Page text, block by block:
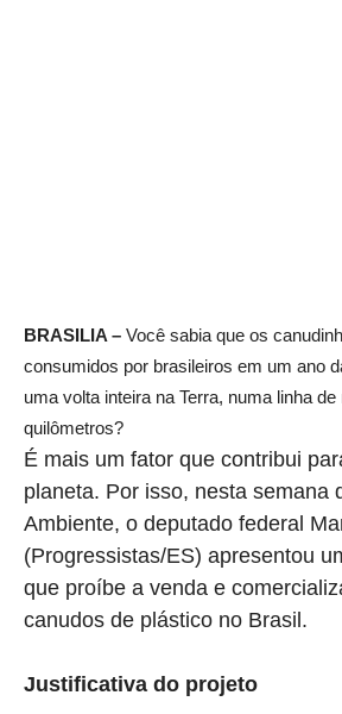
BRASILIA – Você sabia que os
consumidos por brasileiros em um ano
uma volta inteira na Terra, numa linha
quilômetros?
É mais um fator que contribui
planeta. Por isso, nesta semana
Ambiente, o deputado federal
(Progressistas/ES) apresentou
que proíbe a venda e
canudos de plástico no Brasil.
Justificativa do projeto